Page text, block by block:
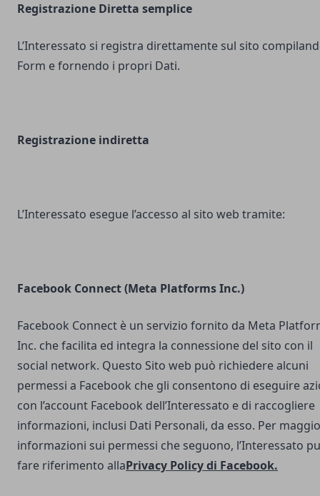
Registrazione Diretta semplice
L’Interessato si registra direttamente sul sito
Form e fornendo i propri Dati.
Registrazione indiretta
L’Interessato esegue l’accesso al sito web tramite:
Facebook Connect (Meta Platforms Inc.)
Facebook Connect è un servizio fornito da Meta
Inc. che facilita ed integra la connessione del sito con il
social network. Questo Sito web può richiedere alcuni
permessi a Facebook che gli consentono di eseguire
con l’account Facebook dell’Interessato e di raccogliere
informazioni, inclusi Dati Personali, da esso. Per
informazioni sui permessi che seguono, l’Interessato
fare riferimento allaPrivacy Policy di Facebook.